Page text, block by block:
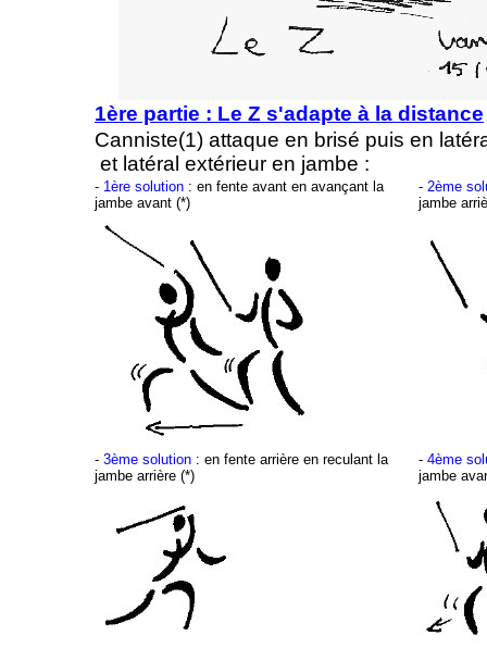
1ère partie : Le Z s'adapte à la distance
Canniste(1) attaque en brisé puis en
et latéral extérieur en jambe :
- 1ère solution : en fente avant en avançant la
jambe avant (*)
- 2ème
jambe
- 3ème solution : en fente arrière en reculant la
jambe arrière (*)
- 4ème
jambe